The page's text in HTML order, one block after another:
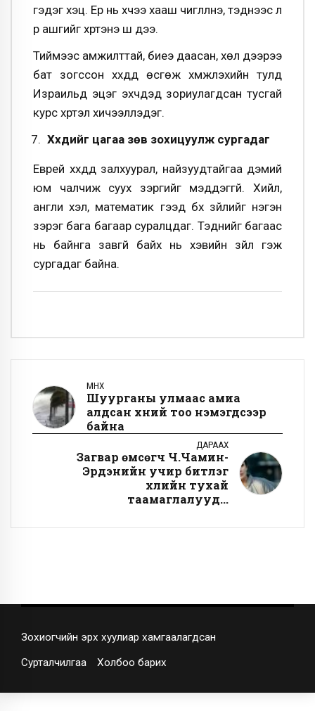
гэдэг хэцүү. Ер нь хүчээ хааш чиглүүлнэ, тэднээс л
үр ашгийг хүртэнэ шүү дээ.
Тиймээс амжилттай, биеэ даасан, хөл дээрээ
бат зогссон хүүхдүүд өсгөж хүмүүжүүлэхийн тулд
Израильд эцэг эхчүүдэд зориулагдсан тусгай
курс хүртэл хичээллэдэг.
Хүүхдийг цагаа зөв зохицуулж сургадаг
Еврей хүүхдүүд залхуурал, найзуудтайгаа дэмий
юм чалчиж суух зэргийг мэддэггүй. Хийл,
англи хэл, математик гээд бүх зүйлийг нэгэн
зэрэг бага багаар суралцдаг. Тэднийг багаас
нь байнга завгүй байх нь хэвийн зүйл гэж
сургадаг байна.
ӨМНӨХ
Шуурганы улмаас амиа
алдсан хүний тоо нэмэгдсээр
байна
ДАРААХ
Загвар өмсөгч Ч.Чамин-
Эрдэнийн учир битүүлэг
үхлийн тухай
таамаглалууд...
Зохиогчийн эрх хуулиар хамгаалагдсан
Сурталчилгаа Холбоо барих